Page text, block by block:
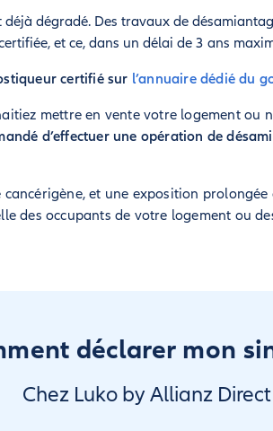
déjà dégradé. Des travaux de
et ce, dans un délai de 3 ans
certifié sur l’annuaire dédié du
mettre en vente votre logement ou
d’effectuer une opération de
cancérigène, et une exposition
des occupants de votre logement ou
déclarer mon
Chez Luko by Allianz Direct